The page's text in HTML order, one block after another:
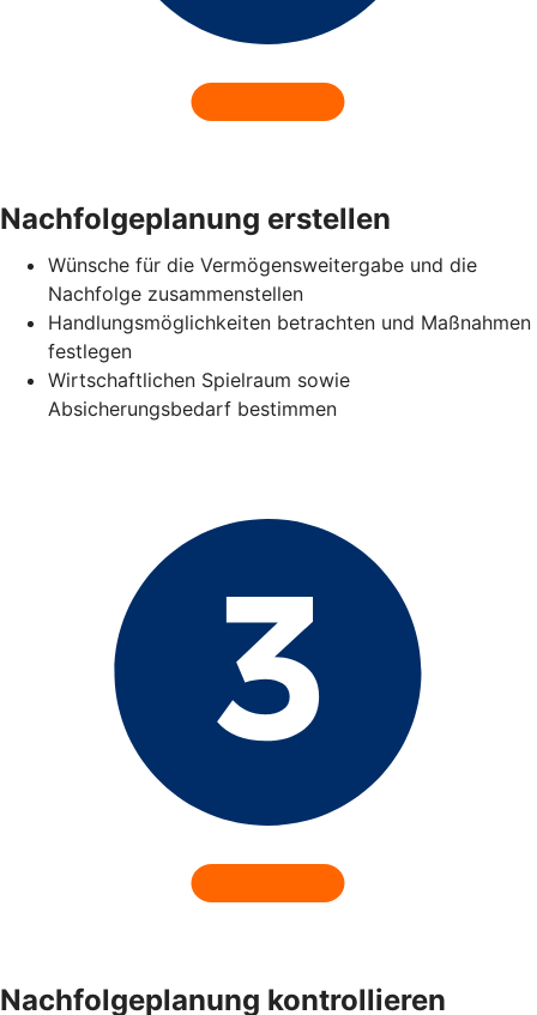
Nachfolgeplanung erstellen
Wünsche für die Vermögensweitergabe und die
Nachfolge zusammenstellen
Handlungsmöglichkeiten betrachten und Maßnahmen
festlegen
Wirtschaftlichen Spielraum sowie
Absicherungsbedarf bestimmen
Nachfolgeplanung kontrollieren